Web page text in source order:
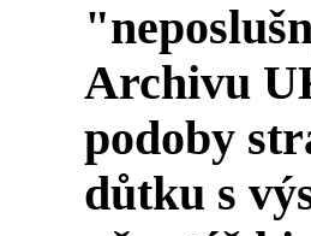
Archivu
podoby
důtku s